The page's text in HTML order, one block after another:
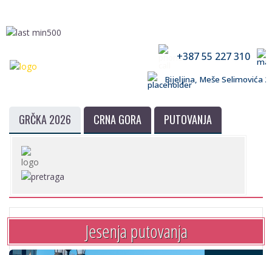
+387 55 227 310
Bijeljina, Meše Selimovića
GRČKA 2026 CRNA GORA PUTOVANJA
Jesenja putovanja